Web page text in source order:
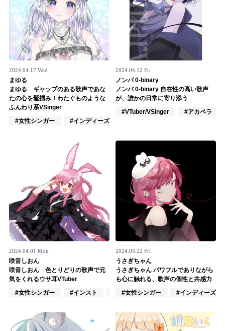
2024.04.17 Wed
まゆる
まゆる ギャップのある歌声であな
たの心を鷲掴み！わたぐものような
ふんわり系VSinger
#女性シンガー
#インディーズ
2024.04.12 Fri
ノンバ 0-binary
ノンバ 0-binary 自在性の高い歌声
が、誰かの日常に寄り添う
#VTuber/VSinger
#アカペラ
2024.04.01 Mon
咲音しおん
咲音しおん 色とりどりの歌声で元
気をくれるウサ耳VTuber
#女性シンガー
#インスト #VTuber/VSinger
2024.03.22 Fri
うさぎちゃん
うさぎちゃん パワフルでありながら
も心に触れる、歌声の個性と共感力
#女性シンガー
#インディーズ